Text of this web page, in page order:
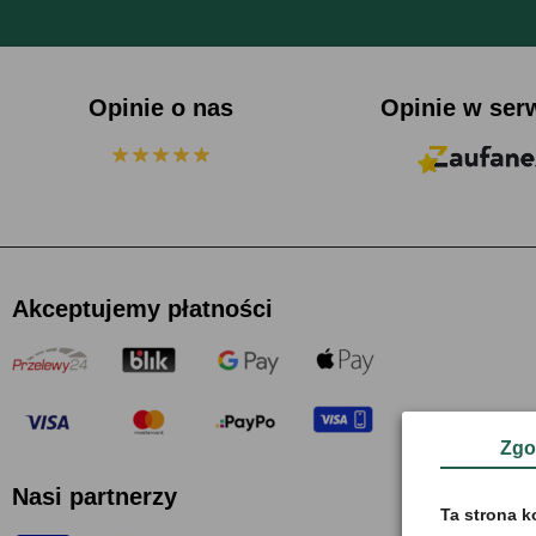
Opinie o nas Opinie w
Akceptujemy płatności
Nasi partnerzy
Ta strona